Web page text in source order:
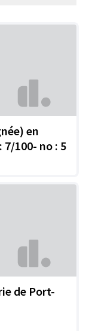
en
100- no : 5
de Port-